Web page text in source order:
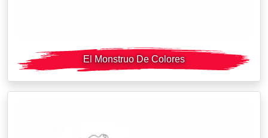
El Monstruo De Colores